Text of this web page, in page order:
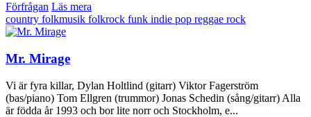
Förfrågan Läs mera
country folkmusik folkrock funk indie pop reggae rock
Mr. Mirage
Vi är fyra killar, Dylan Holtlind (gitarr) Viktor Fagerström
(bas/piano) Tom Ellgren (trummor) Jonas Schedin (sång/gitarr) Alla
är födda år 1993 och bor lite norr och Stockholm, e...